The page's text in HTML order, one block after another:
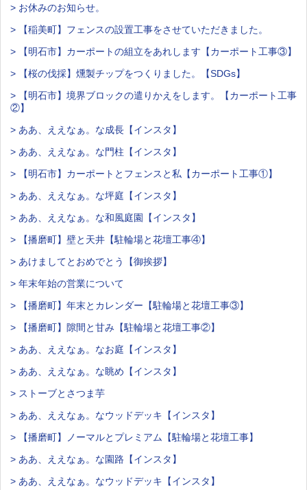
> お休みのお知らせ。
> 【稲美町】フェンスの設置工事をさせていただきました。
> 【明石市】カーポートの組立をあれします【カーポート工事③】
> 【桜の伐採】燻製チップをつくりました。【SDGs】
> 【明石市】境界ブロックの遣りかえをします。【カーポート工事
②】
> ああ、ええなぁ。な成長【インスタ】
> ああ、ええなぁ。な門柱【インスタ】
> 【明石市】カーポートとフェンスと私【カーポート工事①】
> ああ、ええなぁ。な坪庭【インスタ】
> ああ、ええなぁ。な和風庭園【インスタ】
> 【播磨町】壁と天井【駐輪場と花壇工事④】
> あけましてとおめでとう【御挨拶】
> 年末年始の営業について
> 【播磨町】年末とカレンダー【駐輪場と花壇工事③】
> 【播磨町】隙間と甘み【駐輪場と花壇工事②】
> ああ、ええなぁ。なお庭【インスタ】
> ああ、ええなぁ。な眺め【インスタ】
> ストーブとさつま芋
> ああ、ええなぁ。なウッドデッキ【インスタ】
> 【播磨町】ノーマルとプレミアム【駐輪場と花壇工事】
> ああ、ええなぁ。な園路【インスタ】
> ああ、ええなぁ。なウッドデッキ【インスタ】